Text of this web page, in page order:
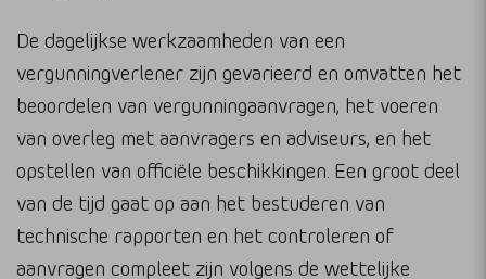
De dagelijkse werkzaamheden van een
vergunningverlener zijn gevarieerd en omvatten het
beoordelen van vergunningaanvragen, het voeren
van overleg met aanvragers en adviseurs, en het
opstellen van officiële beschikkingen. Een groot deel
van de tijd gaat op aan het bestuderen van
technische rapporten en het controleren of
aanvragen compleet zijn volgens de wettelijke